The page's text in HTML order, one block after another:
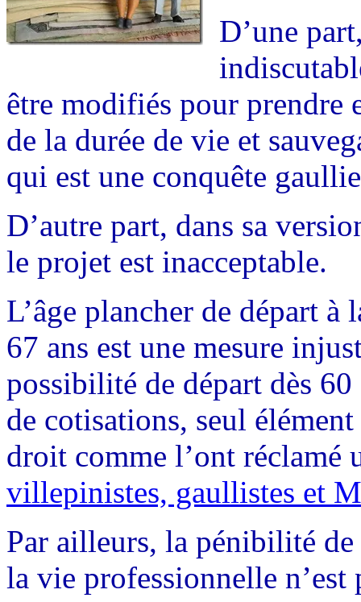
D’une
être modifiés pour prendre
de la durée de vie et
qui est une conquête
D’autre part, dans sa
le projet est inacceptable.
L’âge plancher de départ
67 ans est une mesure
possibilité de départ dès
de cotisations, seul
droit comme l’ont réclamé
villepinistes, gaullistes et
Par ailleurs, la pénibilité
la vie professionnelle n’est